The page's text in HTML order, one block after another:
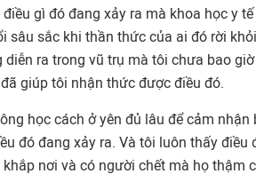
điều gì đó đang xảy ra mà khoa học y
sâu sắc khi thần thức của ai đó rời
diễn ra trong vũ trụ mà tôi chưa bao
giúp tôi nhận thức được điều đó.
học cách ở yên đủ lâu để cảm
đó đang xảy ra. Và tôi luôn thấy
khắp nơi và có người chết mà họ thậm